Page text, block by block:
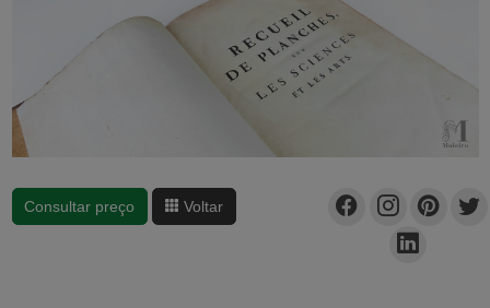
Consultar preço Voltar